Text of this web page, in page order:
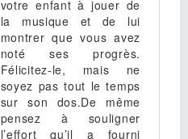
votre enfant à jouer de
la musique et de lui
montrer que vous avez
noté ses progrès.
Félicitez-le, mais ne
soyez pas tout le temps
sur son dos.De même
pensez à souligner
l’effort qu’il a fourni